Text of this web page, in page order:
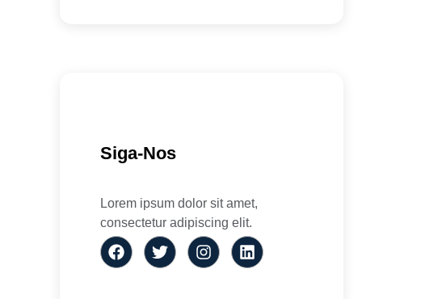
Siga-Nos
Lorem ipsum dolor sit amet,
consectetur adipiscing elit.